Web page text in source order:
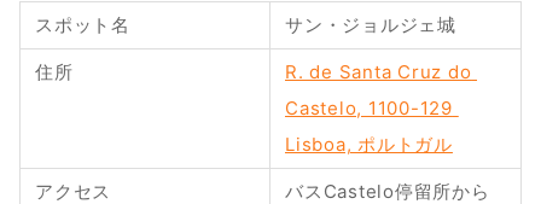
スポット名 サン・ジョルジェ城
住所
R. de Santa Cruz do
Castelo, 1100-129
Lisboa, ポルトガル
アクセス
バスCastelo停留所から